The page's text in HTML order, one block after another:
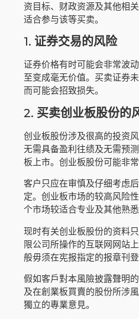
资目标、财政资源及其他相
适合参与该等买卖。
1. 证券交易的风险
证券价格有时可能会非常波
至变成毫无价值。买卖证券
而可能会招致损失。
2. 买卖创业板股份的
创业板股份涉及很高的投资
无需具备盈利往绩及无需预
板上市。创业板股份可能非
客户只应在审慎及仔细考虑
定。创业板市场的较高风险
个市场较适合专业及其他熟
现时有关创业板股份的资料
限公司所操作的互联网网站
般毋须在宪报指定的报章刊登
假如客戶對本風險披露聲明
及在創業板買賣的股份所涉
獨立的專業意見。